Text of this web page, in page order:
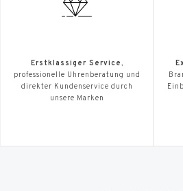
Erstklassiger Service,
professionelle Uhrenberatung und
direkter Kundenservice durch
unsere Marken